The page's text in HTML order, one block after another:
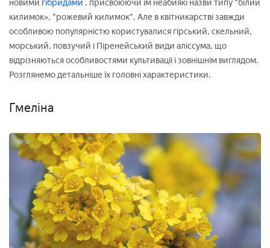
новими гібридами , присвоюючи їм неабиякі назви типу "білий
килимок», "рожевий килимок". Але в квітникарстві завжди
особливою популярністю користувалися гірський, скельний,
морський, повзучий і Піренейський види аліссума, що
відрізняються особливостями культивації і зовнішнім виглядом.
Розглянемо детальніше їх головні характеристики.
Гмеліна